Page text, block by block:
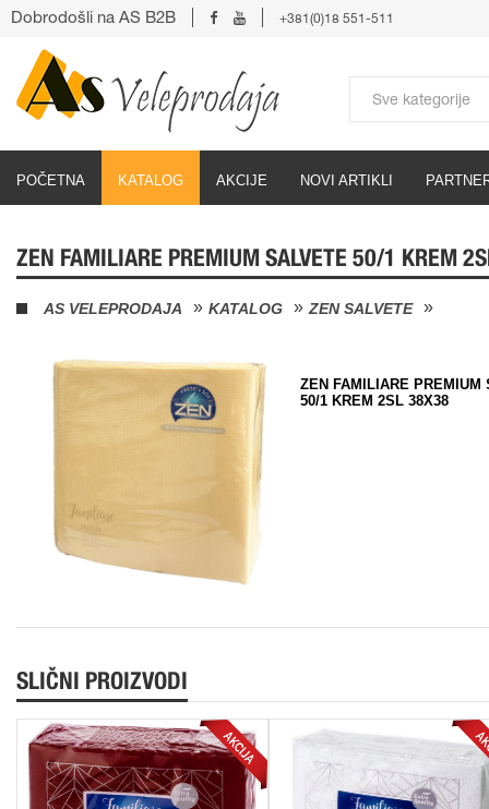
POČETNA KATALOG AKCIJE NOVI ARTIKLI
Dobrodošli na AS B2B +381(0)18 551-511
ZEN FAMILIARE PREMIUM SALVETE 50/1 KREM
AS VELEPRODAJA KATALOG ZEN SALVETE
ZEN FAMILIARE PREMIUM
50/1 KREM 2SL 38X38
SLIČNI PROIZVODI